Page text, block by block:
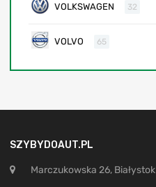
VOLKSWAGEN 32
VOLVO 65
SZYBYDOAUT.PL
Marczukowska 26, Białystok